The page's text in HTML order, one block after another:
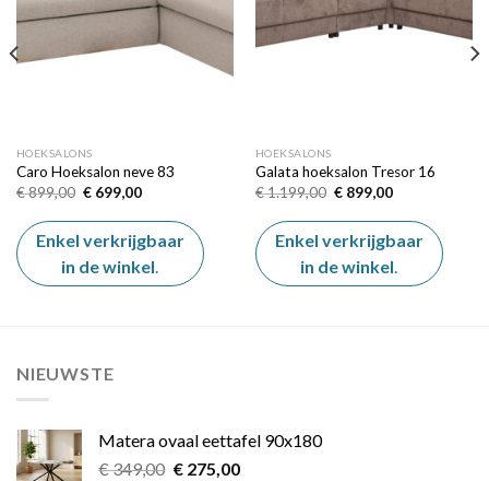
HOEKSALONS
Caro Hoeksalon neve 83
€899,00 Oorspronkelijke
was:
€ 899,00.
€699,00Huidige
is:
€ 699,00.
Enkel verkrijgbaar
in de winkel
HOEKSALONS
Galata hoeksalon Tresor 16
€1.199,00 Oorspronkelijke
was:
€ 1.199,00.
€899,00Huidige
is:
€ 899,00.
Enkel verkrijgbaar
in de winkel
NIEUWSTE
Matera ovaal eettafel 90x180
€349,00 Oorspronkelijke
€275,00Huidige